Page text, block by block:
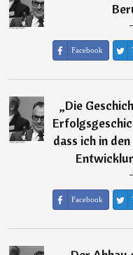
Facebook
„Die
dass ich in
Facebook